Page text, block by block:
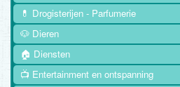
💊 Drogisterijen - Parfumerie
🐶 Dieren
🏠 Diensten
📺 Entertainment en ontspanning